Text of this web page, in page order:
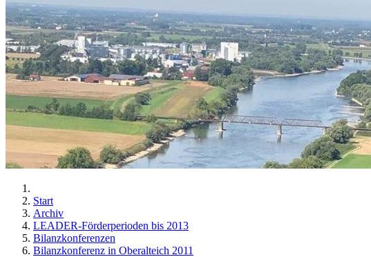
Start
Archiv
LEADER-Förderperioden bis 2013
Bilanzkonferenzen
Bilanzkonferenz in Oberalteich 2011